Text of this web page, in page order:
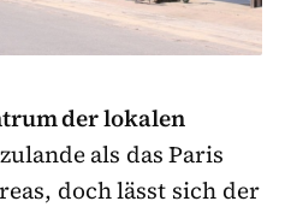
der lokalen
als das Paris
doch lässt sich der